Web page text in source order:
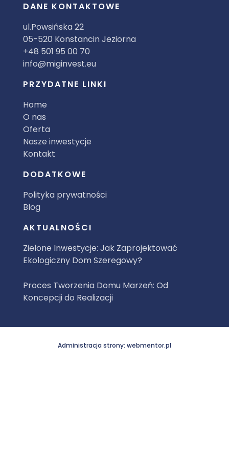
DANE KONTAKTOWE
ul.Powsińska 22
05-520 Konstancin Jeziorna
+48 501 95 00 70
info@miginvest.eu
PRZYDATNE LINKI
Home
O nas
Oferta
Nasze inwestycje
Kontakt
DODATKOWE
Polityka prywatności
Blog
AKTUALNOŚCI
Zielone Inwestycje: Jak Zaprojektować
Ekologiczny Dom Szeregowy?
Proces Tworzenia Domu Marzeń: Od
Koncepcji do Realizacji
Administracja strony: webmentor.pl